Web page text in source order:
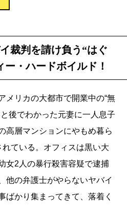
裁判を請け負う“はぐ
・ハードボイルド！
メリカの大都市で開業中の“無
後でわかった元妻に一人息子
高層マンションにやもめ暮ら
ている。オフィスは黒い大
女2人の暴行殺害容疑で逮捕
他の弁護士がやらないヤバイ
ばかり集まってきて、落着く